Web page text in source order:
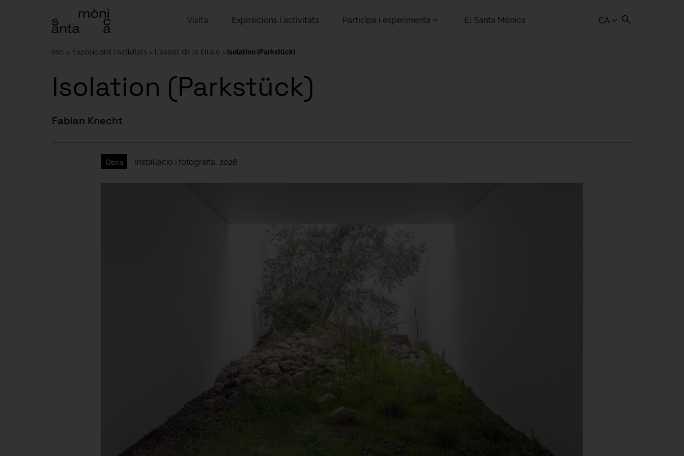
CA
Visita Exposicions i activitats Participa i experimenta El Santa Mònica
Inici Exposicions i activitats L'assalt de la il·lusió Isolation (Parkstück)
Isolation (Parkstück)
Fabian Knecht
Obra Instal·lació i fotografia, 2026